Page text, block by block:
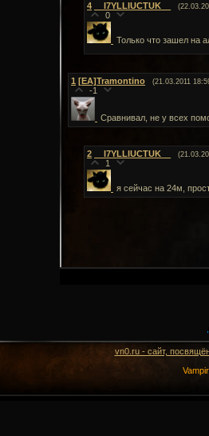
4 __I7YLLIUCTUK__
0
Только что зашел на
1 [EA]Tramontino (21.03.2011
-1
Сравнивал, не у всех
2 __I7YLLIUCTUK__
1
я сейчас на 24м,
vn0.ru - сайт,